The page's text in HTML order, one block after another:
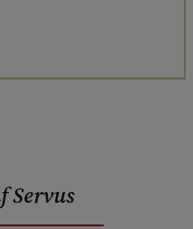
Servus